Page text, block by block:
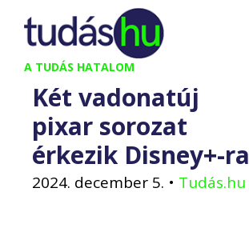
Kilépés
tartalomba
A TUDÁS HATALOM
Két vadonatúj
pixar sorozat
érkezik Disney+-ra
2024. december 5. • Tudás.hu